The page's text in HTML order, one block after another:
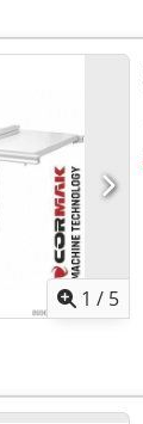
1 / 5